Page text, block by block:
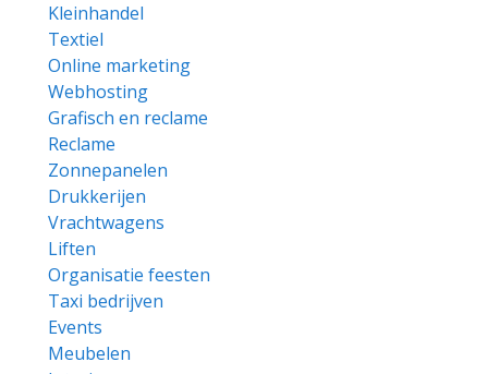
Kleinhandel
Textiel
Online marketing
Webhosting
Grafisch en reclame
Reclame
Zonnepanelen
Drukkerijen
Vrachtwagens
Liften
Organisatie feesten
Taxi bedrijven
Events
Meubelen